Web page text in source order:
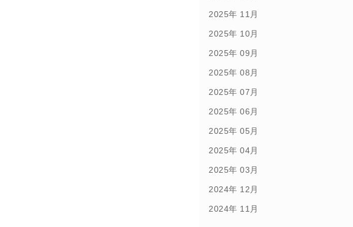
2025年 11月
2025年 10月
2025年 09月
2025年 08月
2025年 07月
2025年 06月
2025年 05月
2025年 04月
2025年 03月
2024年 12月
2024年 11月